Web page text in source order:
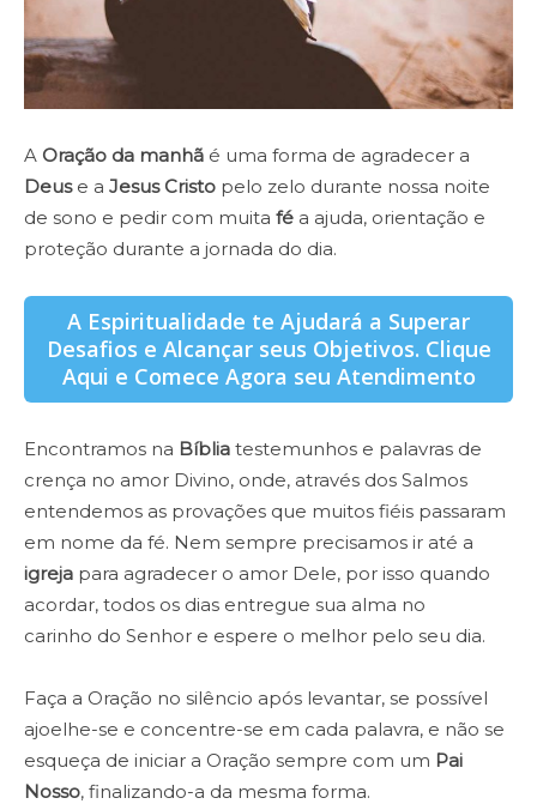
A Oração da manhã é uma forma de agradecer a
Deuse a Jesus Cristo pelo zelo durante nossa noite
de sono e pedir com muita fé a ajuda, orientação e
proteção durante a jornada do dia.
A Espiritualidade te Ajudará a Superar
Desafios e Alcançar seus Objetivos. Clique
Aqui e Comece Agora seu Atendimento
Encontramos na Bíblia testemunhos e palavras de
crença no amor Divino, onde, através dos Salmos
entendemos as provações que muitos fiéis passaram
em nome da fé. Nem sempre precisamos ir até a
igreja para agradecer o amor Dele, por isso quando
acordar, todos os dias entregue sua alma no
carinho do Senhor e espere o melhor pelo seu dia.
Faça a Oração no silêncio após levantar, se possível
ajoelhe-se e concentre-se em cada palavra, e não se
esqueça de iniciar a Oração sempre com um Pai
Nosso, finalizando-a da mesma forma.